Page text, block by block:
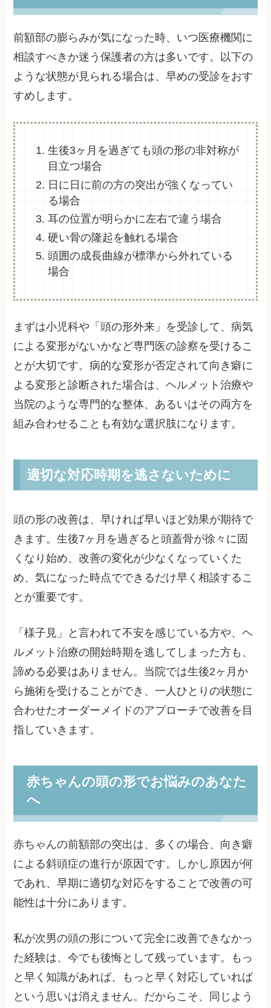
前額部の膨らみが気になった時、いつ医療機関に
相談すべきか迷う保護者の方は多いです。以下の
ような状態が見られる場合は、早めの受診をおす
すめします。
生後3ヶ月を過ぎても頭の形の非対称が
目立つ場合
日に日に前の方の突出が強くなってい
る場合
耳の位置が明らかに左右で違う場合
硬い骨の隆起を触れる場合
頭囲の成長曲線が標準から外れている
場合
まずは小児科や「頭の形外来」を受診して、病気
による変形がないかなど専門医の診察を受けるこ
とが大切です。病的な変形が否定されて向き癖に
よる変形と診断された場合は、ヘルメット治療や
当院のような専門的な整体、あるいはその両方を
組み合わせることも有効な選択肢になります。
適切な対応時期を逃さないために
頭の形の改善は、早ければ早いほど効果が期待で
きます。生後7ヶ月を過ぎると頭蓋骨が徐々に固
くなり始め、改善の変化が少なくなっていくた
め、気になった時点でできるだけ早く相談するこ
とが重要です。
「様子見」と言われて不安を感じている方や、ヘ
ルメット治療の開始時期を逃してしまった方も、
諦める必要はありません。当院では生後2ヶ月か
ら施術を受けることができ、一人ひとりの状態に
合わせたオーダーメイドのアプローチで改善を目
指していきます。
赤ちゃんの頭の形でお悩みのあなた
へ
赤ちゃんの前額部の突出は、多くの場合、向き癖
による斜頭症の進行が原因です。しかし原因が何
であれ、早期に適切な対応をすることで改善の可
能性は十分にあります。
私が次男の頭の形について完全に改善できなかっ
た経験は、今でも後悔として残っています。もっ
と早く知識があれば、もっと早く対応していれば
という思いは消えません。だからこそ、同じよう